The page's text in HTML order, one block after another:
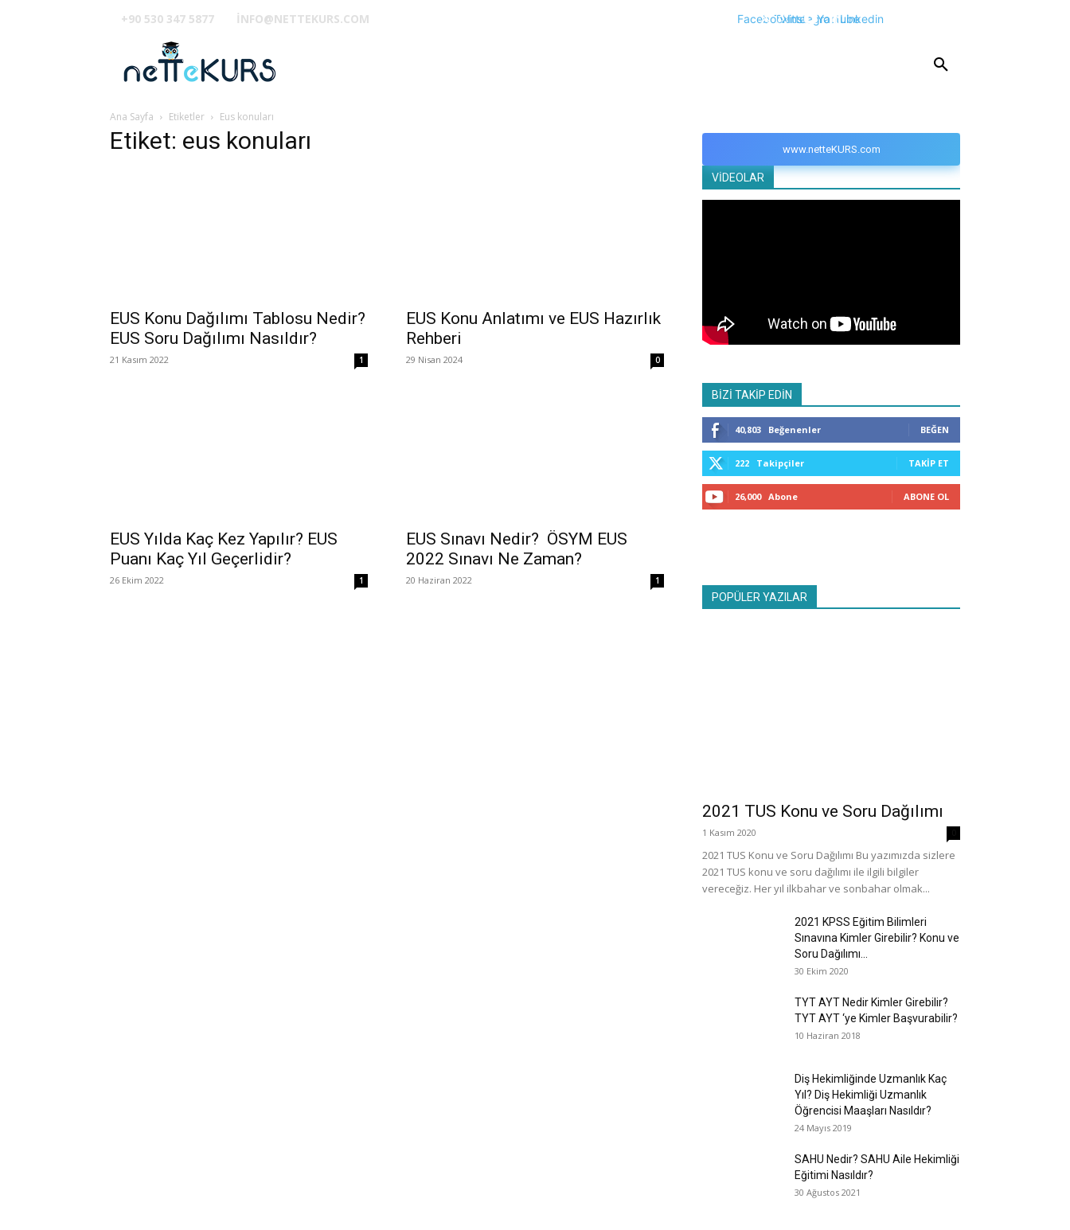
+90 530 347 5877 INFO@NETTEKURS.COM FacebookTwitter
InstagramYoutubeLinkedin
Ana Sayfa Etiketler Eus konuları
Etiket: eus konuları
EUS Konu Dağılımı Tablosu Nedir?
EUS Soru Dağılımı Nasıldır?
21 Kasım 2022 1
EUS Konu Anlatımı ve EUS Hazırlık
Rehberi
29 Nisan 2024 0
EUS Yılda Kaç Kez Yapılır? EUS
Puanı Kaç Yıl Geçerlidir?
26 Ekim 2022 1
EUS Sınavı Nedir? ÖSYM EUS
2022 Sınavı Ne Zaman?
20 Haziran 2022 1
www.netteKURS.com
VİDEOLAR
BİZİ TAKİP EDİN
40,803 Beğenenler BEĞEN
222 Takipçiler TAKIP ET
26,000 Abone ABONE OL
POPÜLER YAZILAR
2021 TUS Konu ve Soru Dağılımı
1 Kasım 2020
2021 TUS Konu ve Soru Dağılımı Bu yazımızda sizlere
2021 TUS konu ve soru dağılımı ile ilgili bilgiler
vereceğiz. Her yıl ilkbahar ve sonbahar olmak...
2021 KPSS Eğitim Bilimleri
Sınavına Kimler Girebilir? Konu ve
Soru Dağılımı...
30 Ekim 2020
TYT AYT Nedir Kimler Girebilir?
TYT AYT ‘ye Kimler Başvurabilir?
10 Haziran 2018
Diş Hekimliğinde Uzmanlık Kaç
Yıl? Diş Hekimliği Uzmanlık
Öğrencisi Maaşları Nasıldır?
24 Mayıs 2019
SAHU Nedir? SAHU Aile Hekimliği
Eğitimi Nasıldır?
30 Ağustos 2021